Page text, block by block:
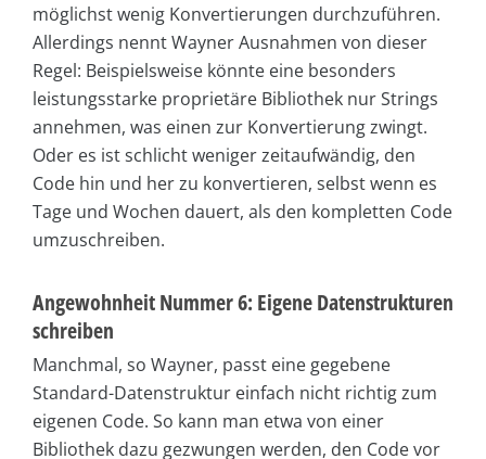
möglichst wenig Konvertierungen durchzuführen.
Allerdings nennt Wayner Ausnahmen von dieser
Regel: Beispielsweise könnte eine besonders
leistungsstarke proprietäre Bibliothek nur Strings
annehmen, was einen zur Konvertierung zwingt.
Oder es ist schlicht weniger zeitaufwändig, den
Code hin und her zu konvertieren, selbst wenn es
Tage und Wochen dauert, als den kompletten Code
umzuschreiben.
Angewohnheit Nummer 6: Eigene Datenstrukturen
schreiben
Manchmal, so Wayner, passt eine gegebene
Standard-Datenstruktur einfach nicht richtig zum
eigenen Code. So kann man etwa von einer
Bibliothek dazu gezwungen werden, den Code vor